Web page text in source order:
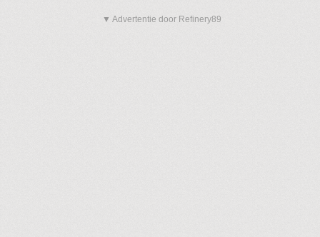
▼ Advertentie door Refinery89